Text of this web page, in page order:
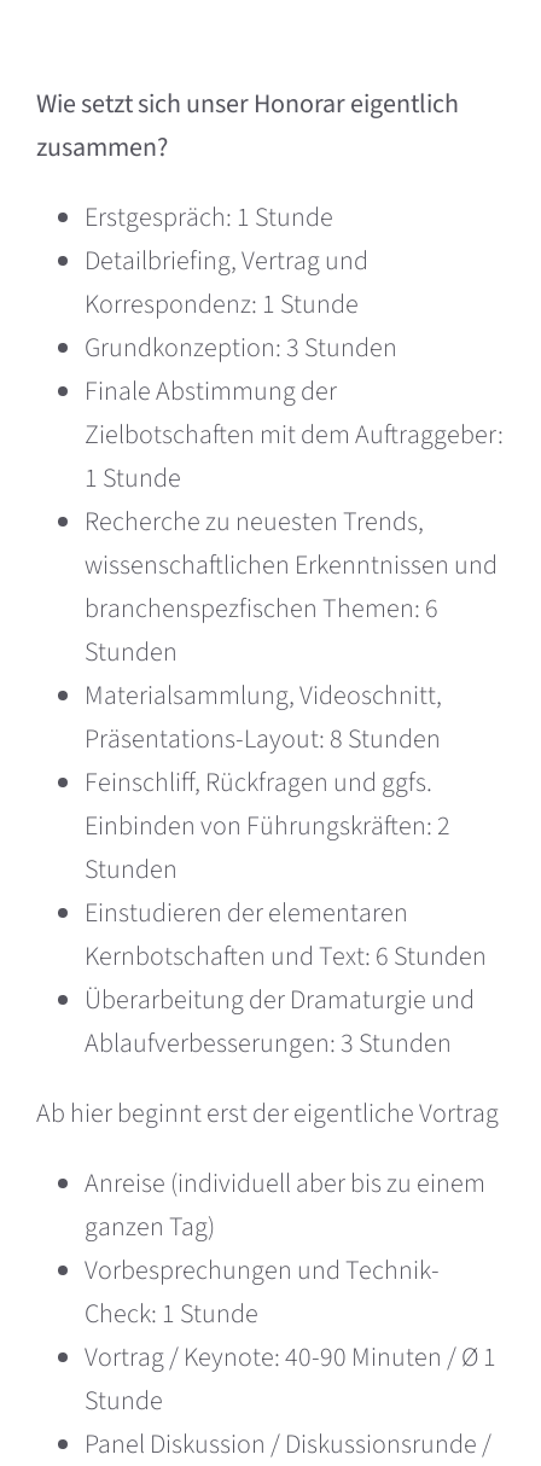
Wie setzt sich unser Honorar eigentlich
zusammen?
Erstgespräch: 1 Stunde
Detailbriefing, Vertrag und
Korrespondenz: 1 Stunde
Grundkonzeption: 3 Stunden
Finale Abstimmung der
Zielbotschaften mit dem Auftraggeber:
1 Stunde
Recherche zu neuesten Trends,
wissenschaftlichen Erkenntnissen und
branchenspezfischen Themen: 6
Stunden
Materialsammlung, Videoschnitt,
Präsentations-Layout: 8 Stunden
Feinschliff, Rückfragen und ggfs.
Einbinden von Führungskräften: 2
Stunden
Einstudieren der elementaren
Kernbotschaften und Text: 6 Stunden
Überarbeitung der Dramaturgie und
Ablaufverbesserungen: 3 Stunden
Ab hier beginnt erst der eigentliche Vortrag
Anreise (individuell aber bis zu einem
ganzen Tag)
Vorbesprechungen und Technik-
Check: 1 Stunde
Vortrag / Keynote: 40-90 Minuten / Ø 1
Stunde
Panel Diskussion / Diskussionsrunde /